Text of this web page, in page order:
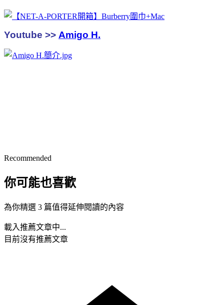
Youtube >> Amigo H.
Recommended
你可能也喜歡
為你精選 3 篇值得延伸閱讀的內容
載入推薦文章中...
目前沒有推薦文章